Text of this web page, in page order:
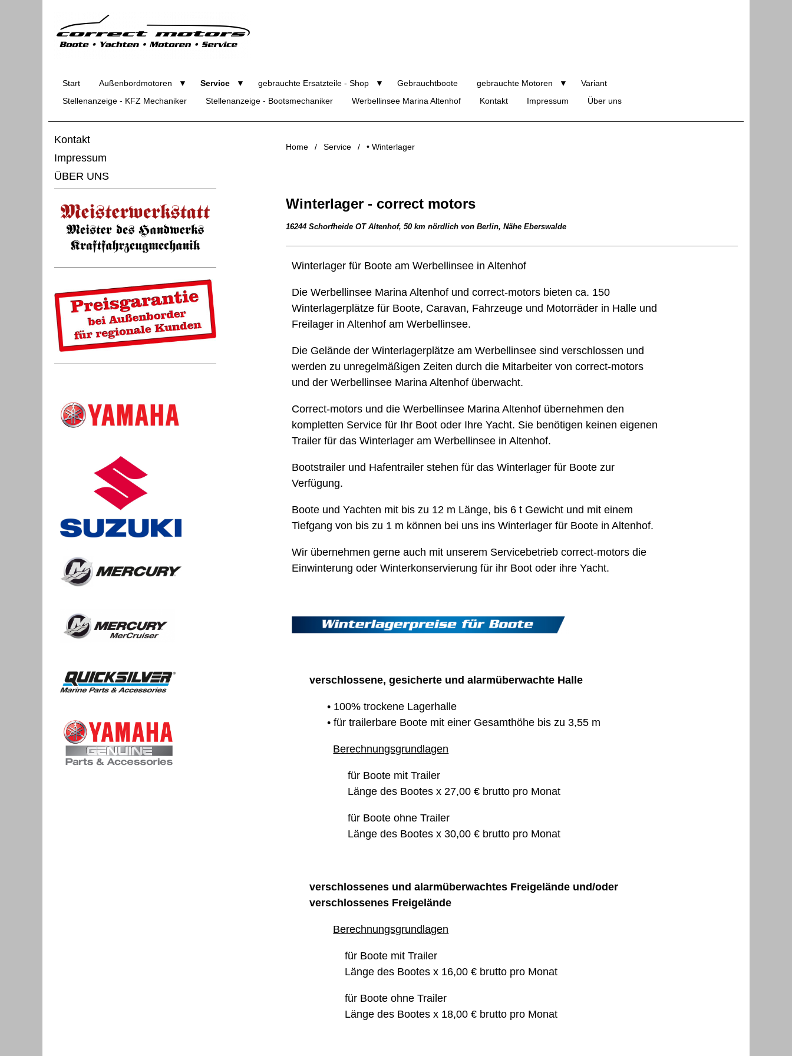
Start Außenbordmotoren Service gebrauchte Ersatzteile - Shop Gebrauchtboote gebrauchte Motoren
Variant
Stellenanzeige - KFZ Mechaniker
Stellenanzeige - Bootsmechaniker Werbellinsee Marina Altenhof Kontakt Impressum Über uns
Kontakt
Impressum
ÜBER UNS
Home Service • Winterlager
Winterlager - correct motors
16244 Schorfheide OT Altenhof, 50 km nördlich von Berlin, Nähe Eberswalde
Winterlager für Boote am Werbellinsee in Altenhof
Die Werbellinsee Marina Altenhof und correct-motors bieten ca. 150
Winterlagerplätze für Boote, Caravan, Fahrzeuge und Motorräder in Halle und
Freilager in Altenhof am Werbellinsee.
Die Gelände der Winterlagerplätze am Werbellinsee sind verschlossen und
werden zu unregelmäßigen Zeiten durch die Mitarbeiter von correct-motors
und der Werbellinsee Marina Altenhof überwacht.
Correct-motors und die Werbellinsee Marina Altenhof übernehmen den
kompletten Service für Ihr Boot oder Ihre Yacht. Sie benötigen keinen eigenen
Trailer für das Winterlager am Werbellinsee in Altenhof.
Bootstrailer und Hafentrailer stehen für das Winterlager für Boote zur
Verfügung.
Boote und Yachten mit bis zu 12 m Länge, bis 6 t Gewicht und mit einem
Tiefgang von bis zu 1 m können bei uns ins Winterlager für Boote in Altenhof.
Wir übernehmen gerne auch mit unserem Servicebetrieb correct-motors die
Einwinterung oder Winterkonservierung für ihr Boot oder ihre Yacht.
verschlossene, gesicherte und alarmüberwachte Halle
• 100% trockene Lagerhalle
• für trailerbare Boote mit einer Gesamthöhe bis zu 3,55 m
Berechnungsgrundlagen
für Boote mit Trailer
Länge des Bootes x 27,00 € brutto pro Monat
für Boote ohne Trailer
Länge des Bootes x 30,00 € brutto pro Monat
verschlossenes und alarmüberwachtes Freigelände und/oder
verschlossenes Freigelände
Berechnungsgrundlagen
für Boote mit Trailer
Länge des Bootes x 16,00 € brutto pro Monat
für Boote ohne Trailer
Länge des Bootes x 18,00 € brutto pro Monat